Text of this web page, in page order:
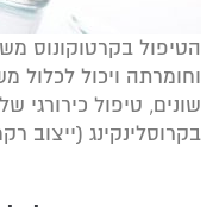
הטיפול בקרטוקונוס
וחומרתה ויכול לכלול
שונים, טיפול
בקרוסלינקינג (ייצוב